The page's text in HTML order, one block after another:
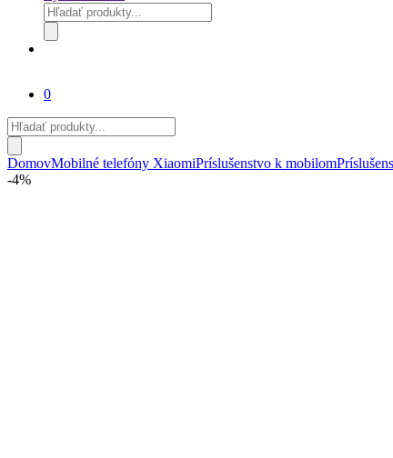
Products
search
0
Products
search
DomovMobilné telefóny XiaomiPríslušenstvo k mobilom
-4%